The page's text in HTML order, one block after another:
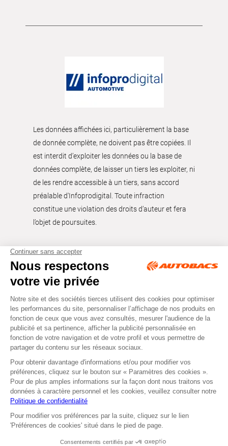
Les données affichées ici, particulièrement la base
de donnée complète, ne doivent pas être copiées. Il
est interdit d’exploiter les données ou la base de
données complète, de laisser un tiers les exploiter, ni
de les rendre accessible à un tiers, sans accord
préalable d'Infoprodigital. Toute infraction
constitue une violation des droits d’auteur et fera
l’objet de poursuites.
Tous droits réservés © Autobacs
Mentions légales RGPD
Cookies CGV
Facebook Instagram